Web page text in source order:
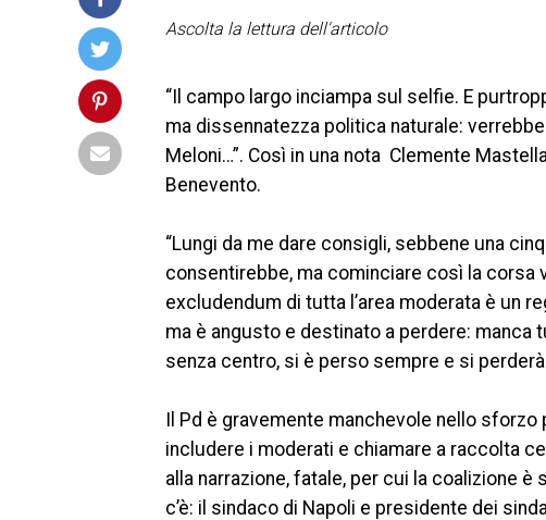
Ascolta la lettura dell'articolo
“Il campo largo inciampa sul selfie. E
ma dissennatezza politica naturale:
Meloni…”. Così in una nota Clemente
Benevento.
“Lungi da me dare consigli, sebbene una
consentirebbe, ma cominciare così la corsa
excludendum di tutta l’area moderata è un
ma è angusto e destinato a perdere: manca
senza centro, si è perso sempre e si
Il Pd è gravemente manchevole nello
includere i moderati e chiamare a raccolta
alla narrazione, fatale, per cui la coalizione
c’è: il sindaco di Napoli e presidente dei